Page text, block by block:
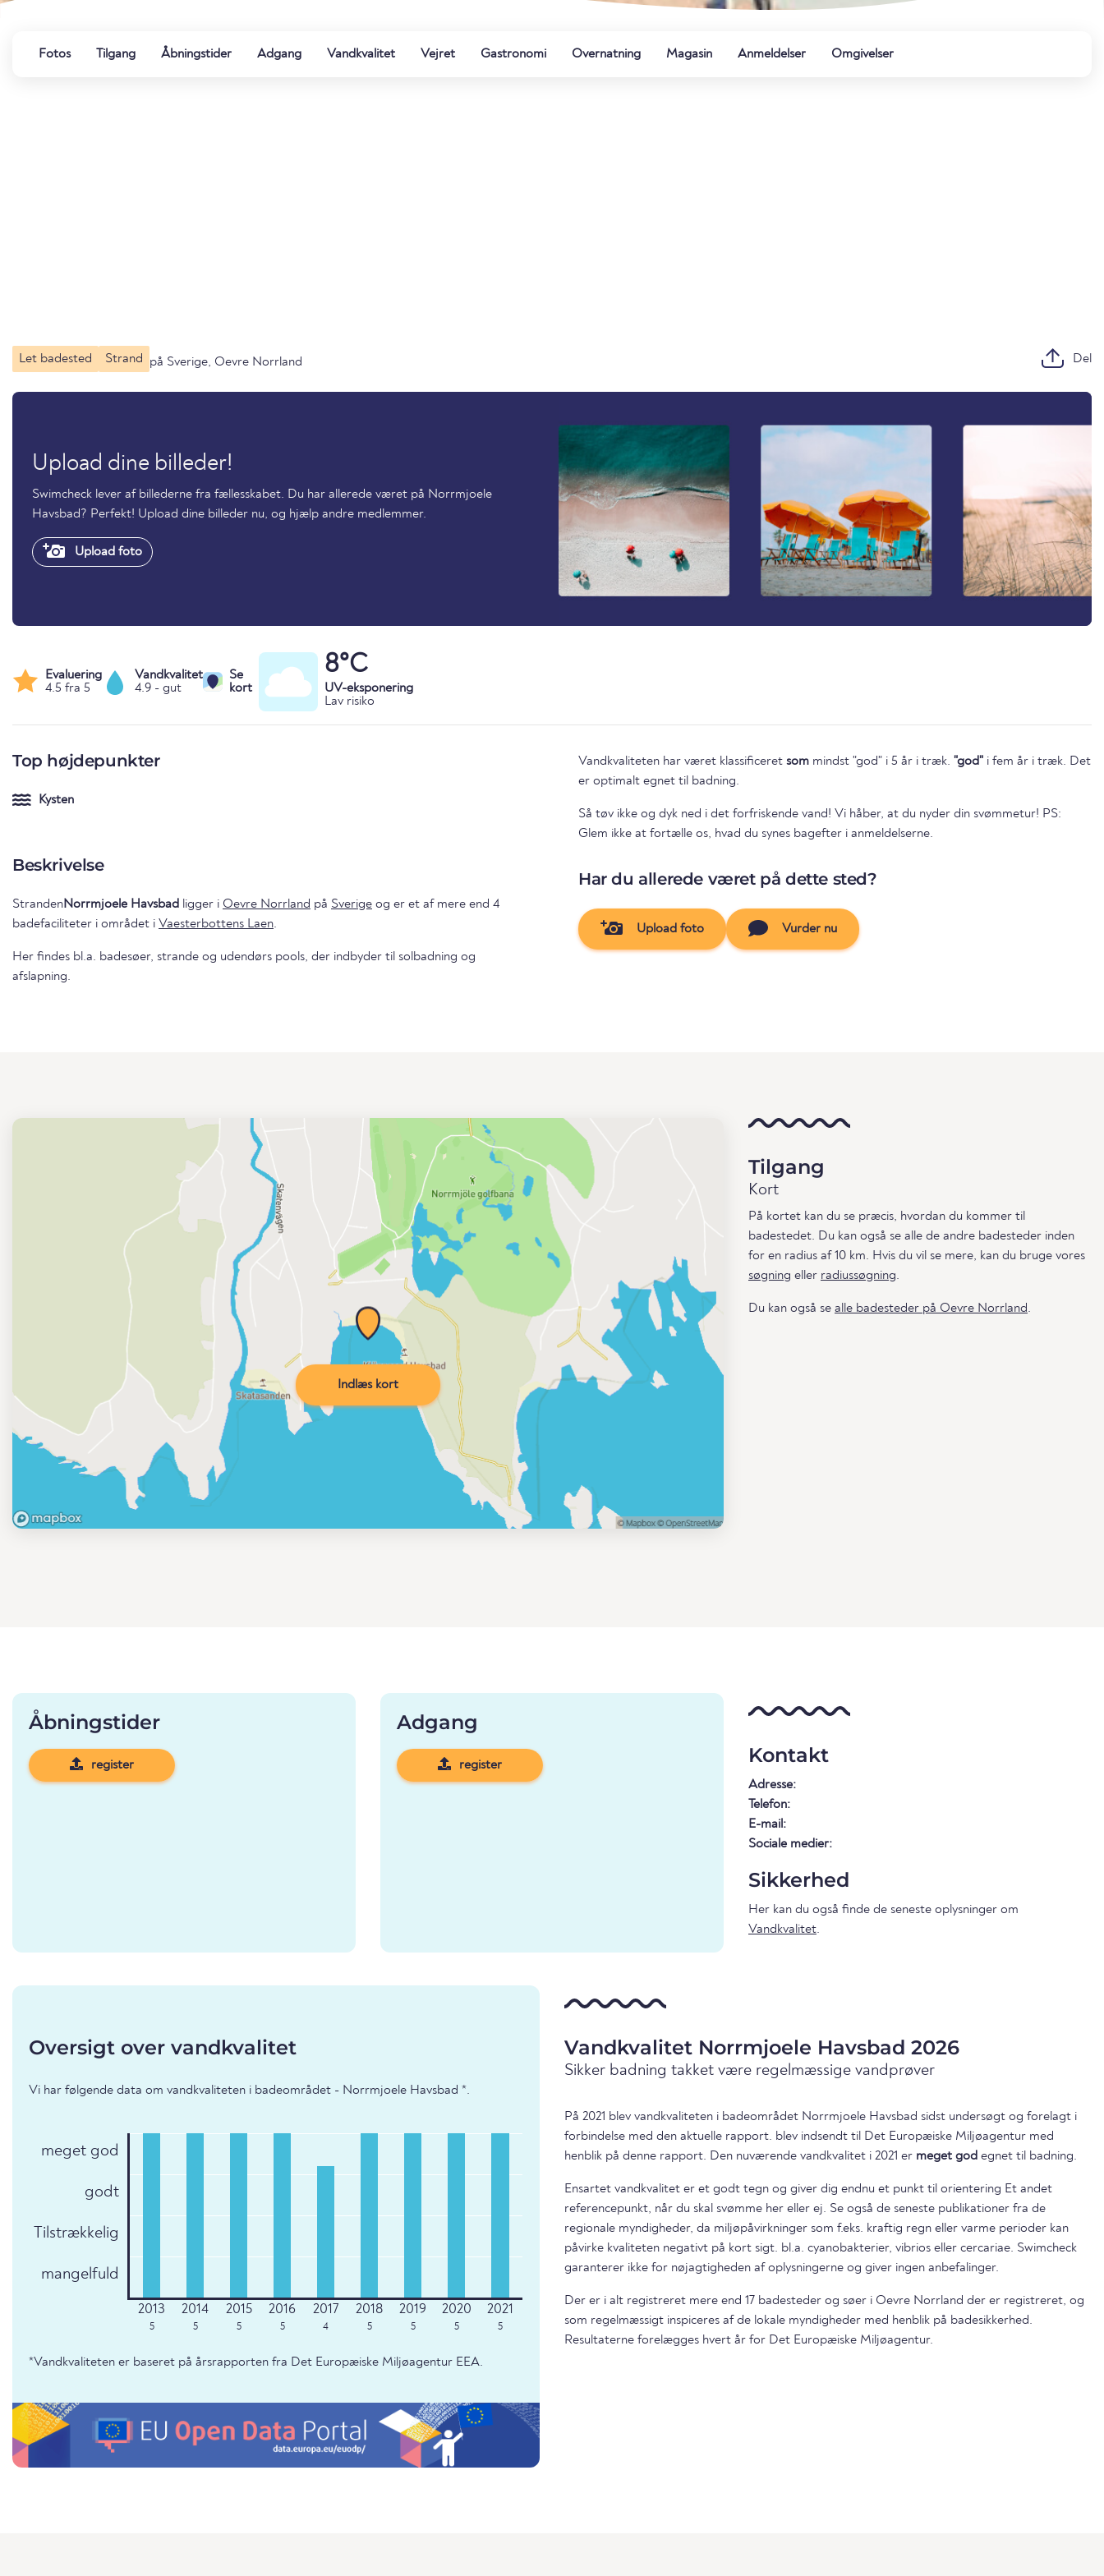
Fotos Tilgang Åbningstider Adgang Vandkvalitet Vejret Gastronomi Overnatning Magasin Anmeldelser Omgivelser
Let badested Strand på Sverige, Oevre Norrland Del
Upload dine billeder!
Swimcheck lever af billederne fra fællesskabet. Du har allerede været på Norrmjoele
Havsbad? Perfekt! Upload dine billeder nu, og hjælp andre medlemmer.
Upload foto
Evaluering
4.5 fra 5
Vandkvalitet
4.9 - gut
Se
kort
8°C
UV-eksponering
Lav risiko
Top højdepunkter
Kysten
Beskrivelse
StrandenNorrmjoele Havsbad ligger i Oevre Norrland på Sverige og er et af mere end 4
badefaciliteter i området i Vaesterbottens Laen.
Her findes bl.a. badesøer, strande og udendørs pools, der indbyder til solbadning og
afslapning.
Vandkvaliteten har været klassificeret som mindst "god" i 5 år i træk. "god" i fem år i træk. Det
er optimalt egnet til badning.
Så tøv ikke og dyk ned i det forfriskende vand! Vi håber, at du nyder din svømmetur! PS:
Glem ikke at fortælle os, hvad du synes bagefter i anmeldelserne.
Har du allerede været på dette sted?
Upload foto Vurder nu
Indlæs kort
Tilgang
Kort
På kortet kan du se præcis, hvordan du kommer til
badestedet. Du kan også se alle de andre badesteder inden
for en radius af 10 km. Hvis du vil se mere, kan du bruge vores
søgning eller radiussøgning.
Du kan også se alle badesteder på Oevre Norrland.
Åbningstider
register
Adgang
register Kontakt
Adresse:
Telefon:
E-mail:
Sociale medier:
Sikkerhed
Her kan du også finde de seneste oplysninger om
Vandkvalitet.
Oversigt over vandkvalitet
Vi har følgende data om vandkvaliteten i badeområdet - Norrmjoele Havsbad *.
meget god
godt
Tilstrækkelig
mangelfuld
5 5 5 5 4 5 5 5 5
*Vandkvaliteten er baseret på årsrapporten fra Det Europæiske Miljøagentur EEA.
Vandkvalitet Norrmjoele Havsbad 2026
Sikker badning takket være regelmæssige vandprøver
På 2021 blev vandkvaliteten i badeområdet Norrmjoele Havsbad sidst undersøgt og forelagt i
forbindelse med den aktuelle rapport. blev indsendt til Det Europæiske Miljøagentur med
henblik på denne rapport. Den nuværende vandkvalitet i 2021 er meget god egnet til badning.
Ensartet vandkvalitet er et godt tegn og giver dig endnu et punkt til orientering Et andet
referencepunkt, når du skal svømme her eller ej. Se også de seneste publikationer fra de
regionale myndigheder, da miljøpåvirkninger som f.eks. kraftig regn eller varme perioder kan
påvirke kvaliteten negativt på kort sigt. bl.a. cyanobakterier, vibrios eller cercariae. Swimcheck
garanterer ikke for nøjagtigheden af oplysningerne og giver ingen anbefalinger.
Der er i alt registreret mere end 17 badesteder og søer i Oevre Norrland der er registreret, og
som regelmæssigt inspiceres af de lokale myndigheder med henblik på badesikkerhed.
Resultaterne forelægges hvert år for Det Europæiske Miljøagentur.